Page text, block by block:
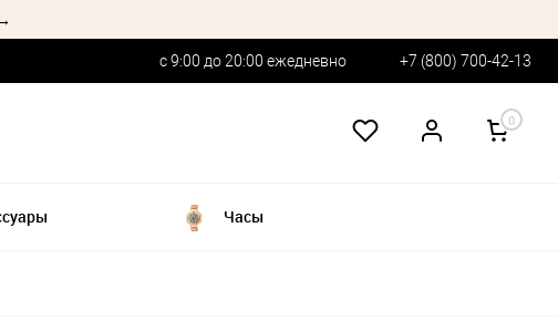
с 9:00 до 20:00 ежедневно +7 (800) 700-42-13
0
Часы